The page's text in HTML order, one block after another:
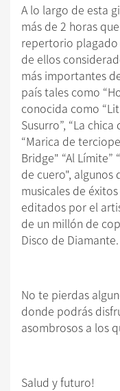
A lo largo de esta
más de 2 horas
repertorio plagado
de ellos
más importantes
país tales como
conocida como
Susurro”, “La
“Marica de
Bridge" “Al Límite”
de cuero", algunos
musicales de
editados por el
de un millón de
Disco de Diamante.
No te pierdas
donde podrás
asombrosos a los
Salud y futuro!